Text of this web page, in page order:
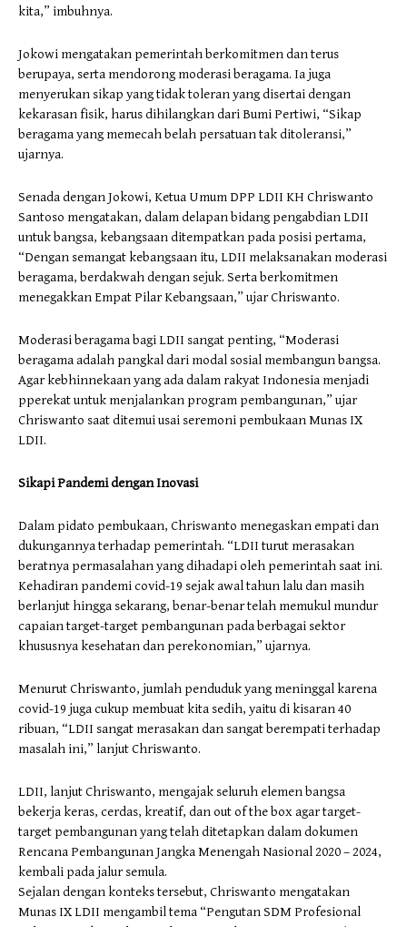
kita,” imbuhnya.
Jokowi mengatakan pemerintah berkomitmen dan terus
berupaya, serta mendorong moderasi beragama. Ia juga
menyerukan sikap yang tidak toleran yang disertai dengan
kekarasan fisik, harus dihilangkan dari Bumi Pertiwi, “Sikap
beragama yang memecah belah persatuan tak ditoleransi,”
ujarnya.
Senada dengan Jokowi, Ketua Umum DPP LDII KH Chriswanto
Santoso mengatakan, dalam delapan bidang pengabdian LDII
untuk bangsa, kebangsaan ditempatkan pada posisi pertama,
“Dengan semangat kebangsaan itu, LDII melaksanakan moderasi
beragama, berdakwah dengan sejuk. Serta berkomitmen
menegakkan Empat Pilar Kebangsaan,” ujar Chriswanto.
Moderasi beragama bagi LDII sangat penting, “Moderasi
beragama adalah pangkal dari modal sosial membangun bangsa.
Agar kebhinnekaan yang ada dalam rakyat Indonesia menjadi
pperekat untuk menjalankan program pembangunan,” ujar
Chriswanto saat ditemui usai seremoni pembukaan Munas IX
LDII.
Sikapi Pandemi dengan Inovasi
Dalam pidato pembukaan, Chriswanto menegaskan empati dan
dukungannya terhadap pemerintah. “LDII turut merasakan
beratnya permasalahan yang dihadapi oleh pemerintah saat ini.
Kehadiran pandemi covid-19 sejak awal tahun lalu dan masih
berlanjut hingga sekarang, benar-benar telah memukul mundur
capaian target-target pembangunan pada berbagai sektor
khususnya kesehatan dan perekonomian,” ujarnya.
Menurut Chriswanto, jumlah penduduk yang meninggal karena
covid-19 juga cukup membuat kita sedih, yaitu di kisaran 40
ribuan, “LDII sangat merasakan dan sangat berempati terhadap
masalah ini,” lanjut Chriswanto.
LDII, lanjut Chriswanto, mengajak seluruh elemen bangsa
bekerja keras, cerdas, kreatif, dan out of the box agar target-
target pembangunan yang telah ditetapkan dalam dokumen
Rencana Pembangunan Jangka Menengah Nasional 2020 – 2024,
kembali pada jalur semula.
Sejalan dengan konteks tersebut, Chriswanto mengatakan
Munas IX LDII mengambil tema “Pengutan SDM Profesional